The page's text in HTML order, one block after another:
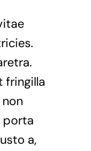
fringilla
porta
a,